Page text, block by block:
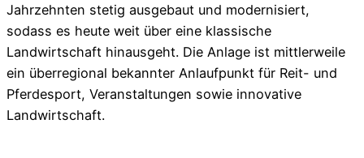
Jahrzehnten stetig ausgebaut und modernisiert,
sodass es heute weit über eine klassische
Landwirtschaft hinausgeht. Die Anlage ist mittlerweile
ein überregional bekannter Anlaufpunkt für Reit- und
Pferdesport, Veranstaltungen sowie innovative
Landwirtschaft.